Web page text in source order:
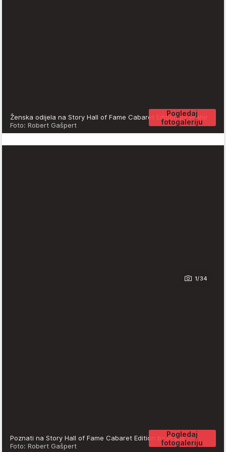
Pogledaj
fotogaleriju
Ženska odijela na Story Hall of Fame Cabaret Edition by Prahir
Foto: Robert Gašpert
1/34
Pogledaj
fotogaleriju
Poznati na Story Hall of Fame Cabaret Edition by Prahir
Foto: Robert Gašpert